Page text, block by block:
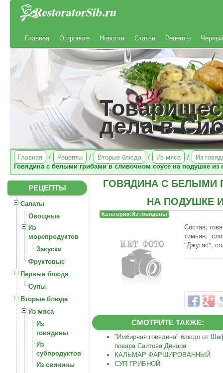
Главная О проекте Новости Статьи Рецепты
дела в
Главная / Рецепты / Вторые блюда / Из мяса /
Из
Говядина с белыми грибами в сливочном соусе на подушке из
РЕЦЕПТЫ
Салаты
Овощные
Из
морепродуктов
Закуски
Фруктовые
Первые блюда
Супы
Вторые блюда
Из мяса
Из
говядины
Из
субпродуктов
Из свинины
ГОВЯДИНА С БЕЛЫМИ
НА ПОДУШКЕ
Категория:Из говядины
Состав;
тимьян,
"Джугас",
СМОТРИТЕ ТАКЖЕ:
"Имбирная говядина" блюдо от
повара Саитова Динара
КАЛЬМАР ФАРШИРОВАННЫЙ
СУП ГРИБНОЙ